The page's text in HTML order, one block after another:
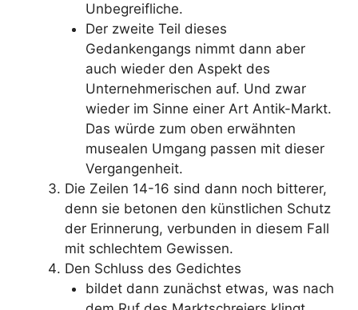
Unbegreifliche.
Der zweite Teil dieses
Gedankengangs nimmt dann aber
auch wieder den Aspekt des
Unternehmerischen auf. Und zwar
wieder im Sinne einer Art Antik-Markt.
Das würde zum oben erwähnten
musealen Umgang passen mit dieser
Vergangenheit.
Die Zeilen 14-16 sind dann noch bitterer,
denn sie betonen den künstlichen Schutz
der Erinnerung, verbunden in diesem Fall
mit schlechtem Gewissen.
Den Schluss des Gedichtes
bildet dann zunächst etwas, was nach